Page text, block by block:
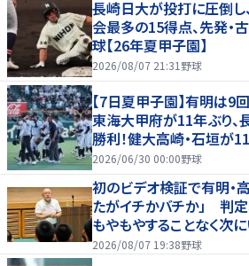
長崎日大が投打に圧倒し
会最多の15得点、先発・
球【26年夏甲子園】
2026/08/07 21:31 野球
【7日夏甲子園】有明は9
東海大甲府が11年ぶり、
勝利！健大高崎・石垣が
2026/06/30 00:00野球
初のビデオ検証で有明・
たがイチかバチか」 判定
もやもやすることなく次
2026/08/07 19:38野球